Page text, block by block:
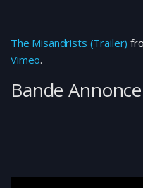
The Misandrists (Trailer)
Vimeo.
Bande Annonce